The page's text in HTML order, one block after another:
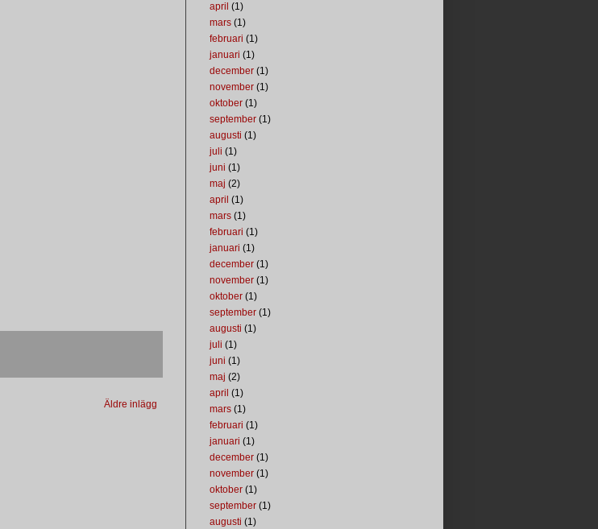
Äldre inlägg
april (1)
mars (1)
februari (1)
januari (1)
december (1)
november (1)
oktober (1)
september (1)
augusti (1)
juli (1)
juni (1)
maj (2)
april (1)
mars (1)
februari (1)
januari (1)
december (1)
november (1)
oktober (1)
september (1)
augusti (1)
juli (1)
juni (1)
maj (2)
april (1)
mars (1)
februari (1)
januari (1)
december (1)
november (1)
oktober (1)
september (1)
augusti (1)